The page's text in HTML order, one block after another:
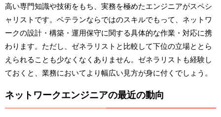
高い専門知識や技術をもち、実務を極めたエンジニアがスペシ
ャリストです。ベテランならではのスキルでもって、ネットワ
ークの設計・構築・運用保守に関する具体的な作業・対応に携
わります。ただし、ゼネラリストと比較して下位の立場ととら
えられることも少なくなくありません。ゼネラリストも経験し
ておくと、業務においてより幅広い見方が身に付くでしょう。
ネットワークエンジニアの最近の動向